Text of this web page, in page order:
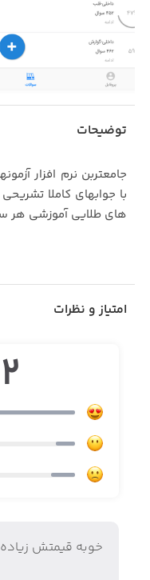
توضیحات
جامعتربن نرم افزار
با جوابهای کاملا
های طلایی آموزشی هر
امتیاز و نظرات
خوبه قیمتش زیاده